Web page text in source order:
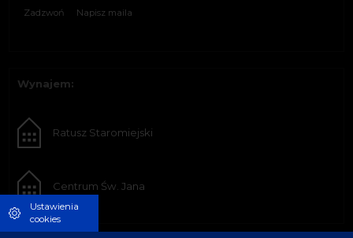
Zadzwoń Napisz maila
Wynajem:
Ratusz Staromiejski
Centrum Św. Jana
Ustawienia
cookies